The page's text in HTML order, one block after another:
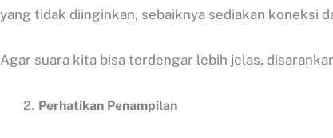
yang tidak diinginkan, sebaiknya sediakan koneksi
Agar suara kita bisa terdengar lebih jelas,
Perhatikan Penampilan